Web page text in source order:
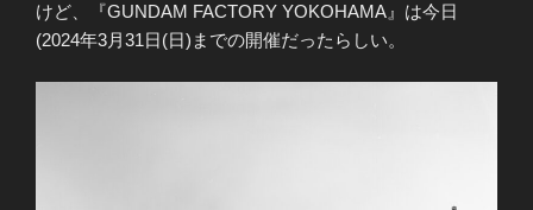
けど、『GUNDAM FACTORY YOKOHAMA』は今日
(2024年3月31日(日)までの開催だったらしい。